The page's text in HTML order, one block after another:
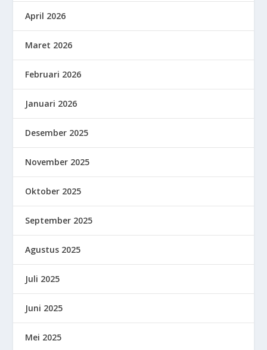
April 2026
Maret 2026
Februari 2026
Januari 2026
Desember 2025
November 2025
Oktober 2025
September 2025
Agustus 2025
Juli 2025
Juni 2025
Mei 2025